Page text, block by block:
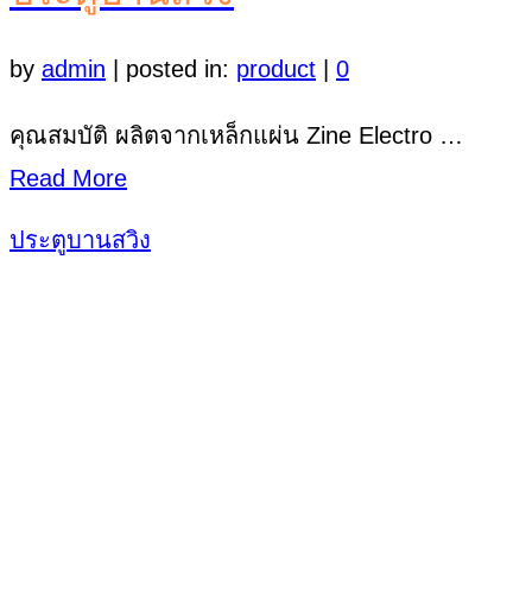
by admin | posted in: product | 0
คุณสมบัติ ผลิตจากเหล็กแผ่น Zine Electro …
Read More
ประตูบานสวิง